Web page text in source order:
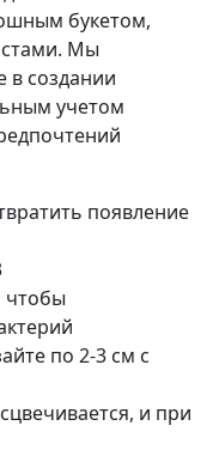
букетом,
Мы
в создании
учетом
появление
чтобы
по 2-3 см с
и при